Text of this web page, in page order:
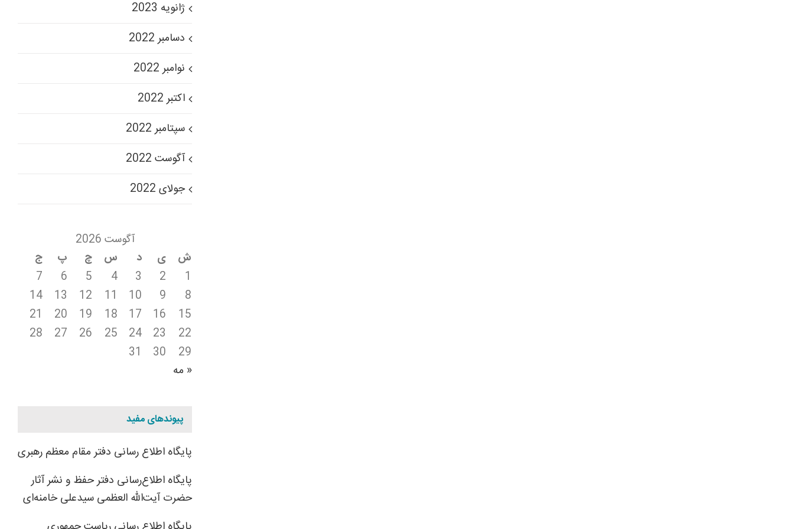
ژانویه 2023
دسامبر 2022
نوامبر 2022
اکتبر 2022
سپتامبر 2022
آگوست 2022
جولای 2022
آگوست 2026
ش
ی د س چ پ
ج
1
2
3
4
5
6
7
8
9
10
11
12
13
14
15
16
17
18
19
20
21
22
23
24
25
26
27
28
29
30
31
« مه
پیوندهای مفید
پایگاه اطلاع رسانی دفتر مقام معظم رهبری
پایگاه اطلاع‌رسانی دفتر حفظ و نشر آثار
حضرت آیت‌الله العظمی سیدعلی خامنه‌ای